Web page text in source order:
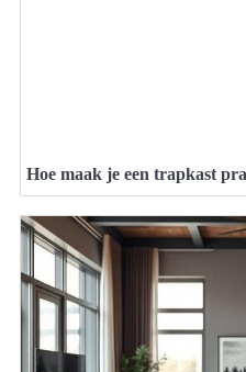
Hoe maak je een trapkast